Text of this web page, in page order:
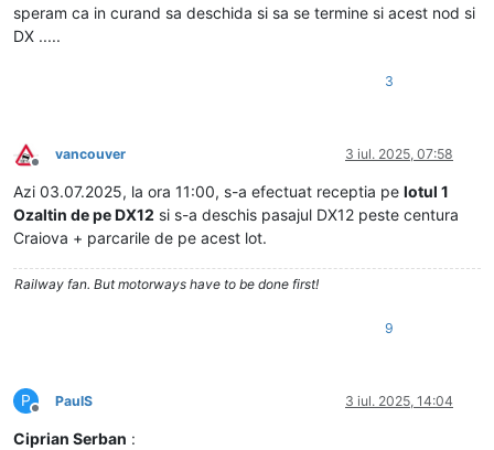
speram ca in curand sa deschida si sa se termine si acest nod si
DX .....
3
Deconectat
vancouver 3 iul. 2025, 07:58
Azi 03.07.2025, la ora 11:00, s-a efectuat receptia pe lotul 1
Ozaltin de pe DX12 si s-a deschis pasajul DX12 peste centura
Craiova + parcarile de pe acest lot.
Railway fan. But motorways have to be done first!
9
P
Deconectat
PaulS 3 iul. 2025, 14:04
Ciprian Serban :